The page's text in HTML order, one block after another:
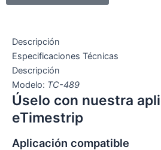
Descripción
Especificaciones Técnicas
Descripción
Modelo: TC-489
Úselo con nuestra
eTimestrip
Aplicación compatible